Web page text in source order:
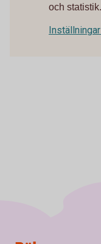
och statistik.